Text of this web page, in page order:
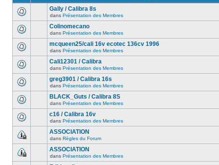
Gally / Calibra 8s
dans Présentation des Membres
Colinomecano
dans Présentation des Membres
mcqueen25/cali 16v ecotec 136cv 1996
dans Présentation des Membres
Cali12301 / Calibra
dans Présentation des Membres
greg3901 / Calibra 16s
dans Présentation des Membres
BLACK_Guts / Calibra 8S
dans Présentation des Membres
c16 / Calibra 16v
dans Présentation des Membres
ASSOCIATION
dans Règles du Forum
ASSOCIATION
dans Présentation des Membres